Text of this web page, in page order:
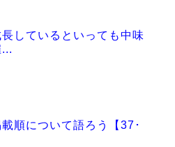
しているといっても中味
RSS
順について語ろう【37･